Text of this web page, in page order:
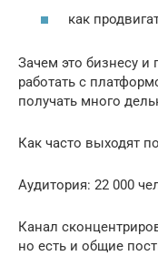
как
Зачем это бизнесу и
работать с
получать много
Как часто выходят
Аудитория: 22 000
Канал
но есть и общие